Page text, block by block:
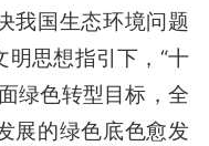
我国生态环境问题
明思想指引下，“十
绿色转型目标，全
展的绿色底色愈发